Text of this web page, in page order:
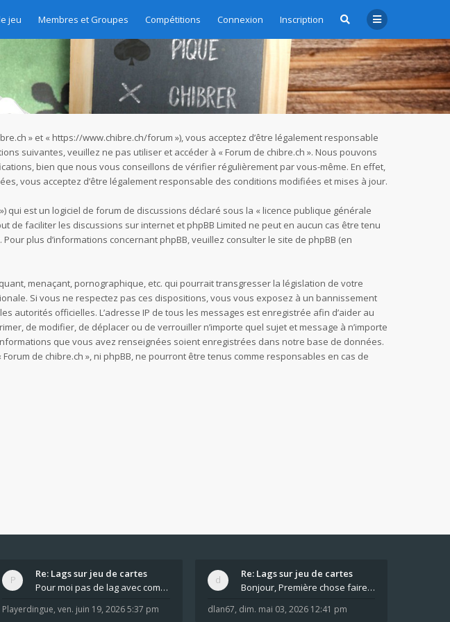
jeu Membres et Groupes Compétitions Connexion Inscription
» et « https://www.chibre.ch/forum »), vous acceptez d’être légalement responsable
suivantes, veuillez ne pas utiliser et accéder à « Forum de chibre.ch ». Nous pouvons
bien que nous vous conseillons de vérifier régulièrement par vous-même. En effet,
vous acceptez d’être légalement responsable des conditions modifiées et mises à jour.
qui est un logiciel de forum de discussions déclaré sous la « licence publique générale
de faciliter les discussions sur internet et phpBB Limited ne peut en aucun cas être tenu
plus d’informations concernant phpBB, veuillez consulter le site de phpBB (en
menaçant, pornographique, etc. qui pourrait transgresser la législation de votre
Si vous ne respectez pas ces dispositions, vous vous exposez à un bannissement
autorités officielles. L’adresse IP de tous les messages est enregistrée afin d’aider au
de modifier, de déplacer ou de verrouiller n’importe quel sujet et message à n’importe
que vous avez renseignées soient enregistrées dans notre base de données.
de chibre.ch », ni phpBB, ne pourront être tenus comme responsables en cas de
Re: Lags sur jeu de cartes
Pour moi pas de lag avec comme navigateur Chrome
Playerdingue, ven. juin 19, 2026 5:37 pm
Re: Lags sur jeu de cartes
Bonjour, Première chose faire un arrêt complet de
dlan67, dim. mai 03, 2026 12:41 pm